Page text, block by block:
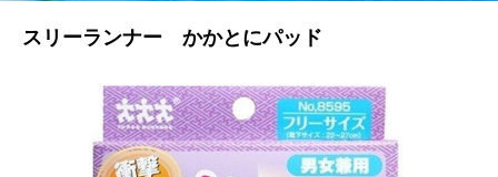
スリーランナー かかとにパッド